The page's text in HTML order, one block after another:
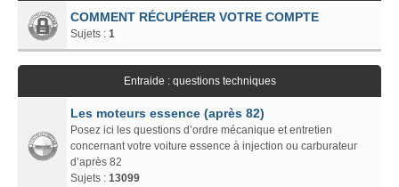
COMMENT RÉCUPÉRER VOTRE COMPTE
Sujets : 1
Entraide : questions techniques
Les moteurs essence (après 82)
Posez ici les questions d’ordre mécanique et entretien
concernant votre voiture essence à injection ou carburateur
d’après 82
Sujets : 13099